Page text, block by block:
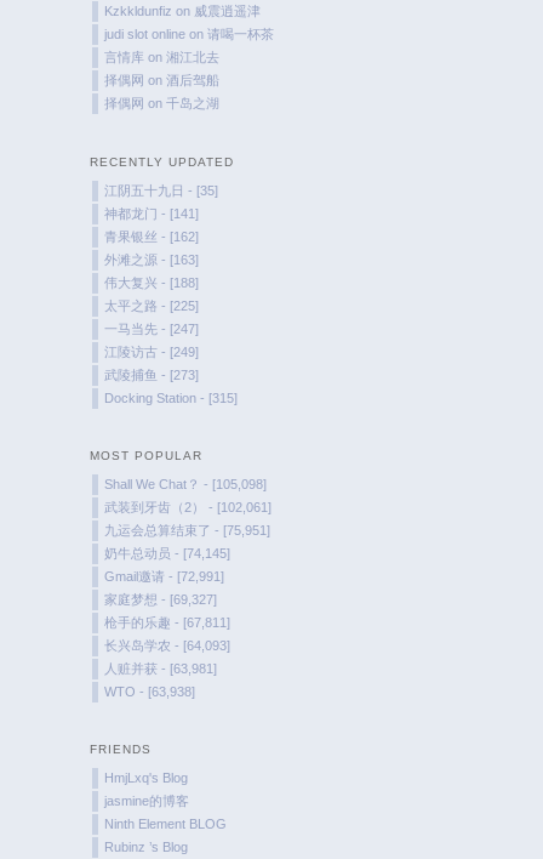
Kzkkldunfiz on 威震逍遥津
judi slot online on请喝一杯茶
言情库 on湘江北去
择偶网 on酒后驾船
择偶网 on千岛之湖
RECENTLY UPDATED
江阴五十九日 - [35]
神都龙门 - [141]
青果银丝 - [162]
外滩之源 - [163]
伟大复兴 - [188]
太平之路 - [225]
一马当先 - [247]
江陵访古 - [249]
武陵捕鱼 - [273]
Docking Station - [315]
MOST POPULAR
Shall We Chat？ - [105,098]
武装到牙齿（2） - [102,061]
九运会总算结束了 - [75,951]
奶牛总动员 - [74,145]
Gmail邀请 - [72,991]
家庭梦想 - [69,327]
枪手的乐趣 - [67,811]
长兴岛学农 - [64,093]
人赃并获 - [63,981]
WTO - [63,938]
FRIENDS
HmjLxq's Blog
jasmine的博客
Ninth Element BLOG
Rubinz ’s Blog